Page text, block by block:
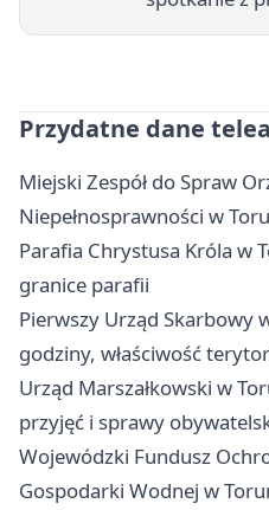
Przydatne dane
Miejski Zespół do Spraw
Niepełnosprawności w
Parafia Chrystusa Króla w
granice parafii
Pierwszy Urząd Skarbowy
godziny, właściwość
Urząd Marszałkowski w
przyjęć i sprawy
Wojewódzki Fundusz
Gospodarki Wodnej w